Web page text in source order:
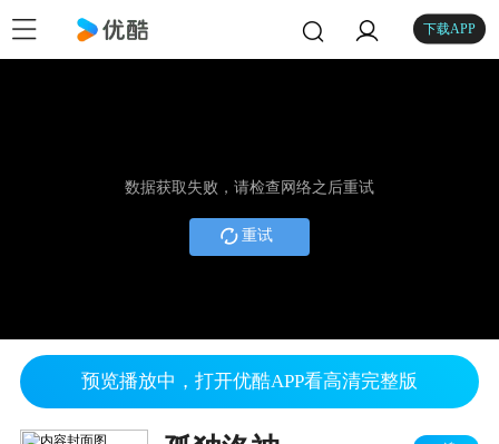
下载APP
数据获取失败，请检查网络之后重试
重试
预览播放中，打开优酷APP看高清完整版